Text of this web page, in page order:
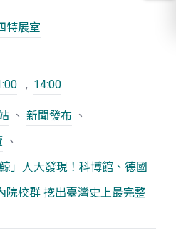
特展室
, 14:00
、 新聞發布 、
、
」人大發現！科博館、德國
院校群 挖出臺灣史上最完整